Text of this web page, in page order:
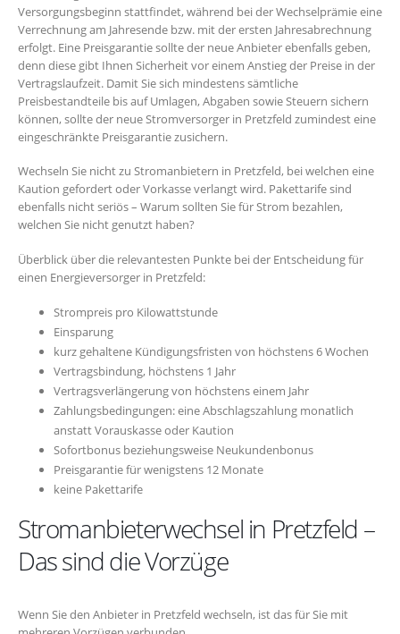
Versorgungsbeginn stattfindet, während bei der Wechselprämie eine
Verrechnung am Jahresende bzw. mit der ersten Jahresabrechnung
erfolgt. Eine Preisgarantie sollte der neue Anbieter ebenfalls geben,
denn diese gibt Ihnen Sicherheit vor einem Anstieg der Preise in der
Vertragslaufzeit. Damit Sie sich mindestens sämtliche
Preisbestandteile bis auf Umlagen, Abgaben sowie Steuern sichern
können, sollte der neue Stromversorger in Pretzfeld zumindest eine
eingeschränkte Preisgarantie zusichern.
Wechseln Sie nicht zu Stromanbietern in Pretzfeld, bei welchen eine
Kaution gefordert oder Vorkasse verlangt wird. Pakettarife sind
ebenfalls nicht seriös – Warum sollten Sie für Strom bezahlen,
welchen Sie nicht genutzt haben?
Überblick über die relevantesten Punkte bei der Entscheidung für
einen Energieversorger in Pretzfeld:
Strompreis pro Kilowattstunde
Einsparung
kurz gehaltene Kündigungsfristen von höchstens 6 Wochen
Vertragsbindung, höchstens 1 Jahr
Vertragsverlängerung von höchstens einem Jahr
Zahlungsbedingungen: eine Abschlagszahlung monatlich
anstatt Vorauskasse oder Kaution
Sofortbonus beziehungsweise Neukundenbonus
Preisgarantie für wenigstens 12 Monate
keine Pakettarife
Stromanbieterwechsel in Pretzfeld –
Das sind die Vorzüge
Wenn Sie den Anbieter in Pretzfeld wechseln, ist das für Sie mit